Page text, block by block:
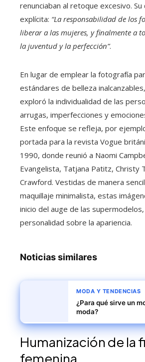
renunciaban al retoque excesivo. Su
explícita: “La responsabilidad de los
liberar a las mujeres, y finalmente a
la juventud y la perfección”.
En lugar de emplear la fotografía
estándares de belleza
exploró la individualidad de las
arrugas, imperfecciones y
Este enfoque se refleja, por
portada para la revista Vogue
1990, donde reunió a Naomi
Evangelista, Tatjana Patitz, Christy
Crawford. Vestidas de manera
maquillaje minimalista, estas
inicio del auge de las
personalidad sobre la apariencia.
Noticias similares
MODA Y TENDENCIAS
¿Para qué sirve un
moda?
Humanización de la
femenina